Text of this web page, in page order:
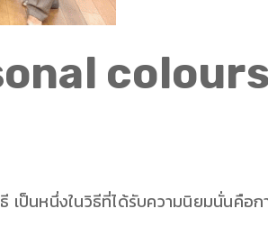
colours
ป็นหนึ่งในวิธีที่ได้รับความนิยมนั่นคือ